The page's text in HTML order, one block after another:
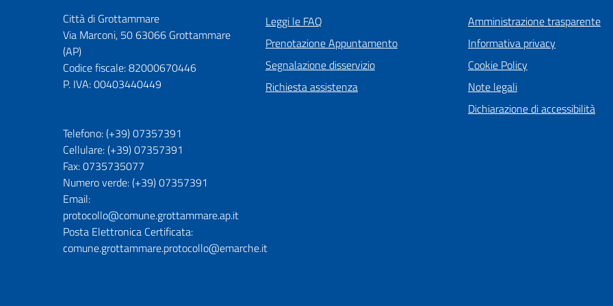
Città di Grottammare
Via Marconi, 50 63066 Grottammare
(AP)
Codice fiscale: 82000670446
P. IVA: 00403440449
Telefono: (+39) 07357391
Cellulare: (+39) 07357391
Fax: 0735735077
Numero verde: (+39) 07357391
Email:
protocollo@comune.grottammare.ap.it
Posta Elettronica Certificata:
comune.grottammare.protocollo@emarche.it
Leggi le FAQ
Prenotazione Appuntamento
Segnalazione disservizio
Richiesta assistenza
Amministrazione trasparente
Informativa privacy
Cookie Policy
Note legali
Dichiarazione di accessibilità